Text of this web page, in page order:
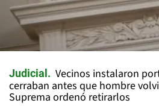
Judicial
Vecinos instalaron
cerraban antes que hombre
Suprema ordenó retirarlos